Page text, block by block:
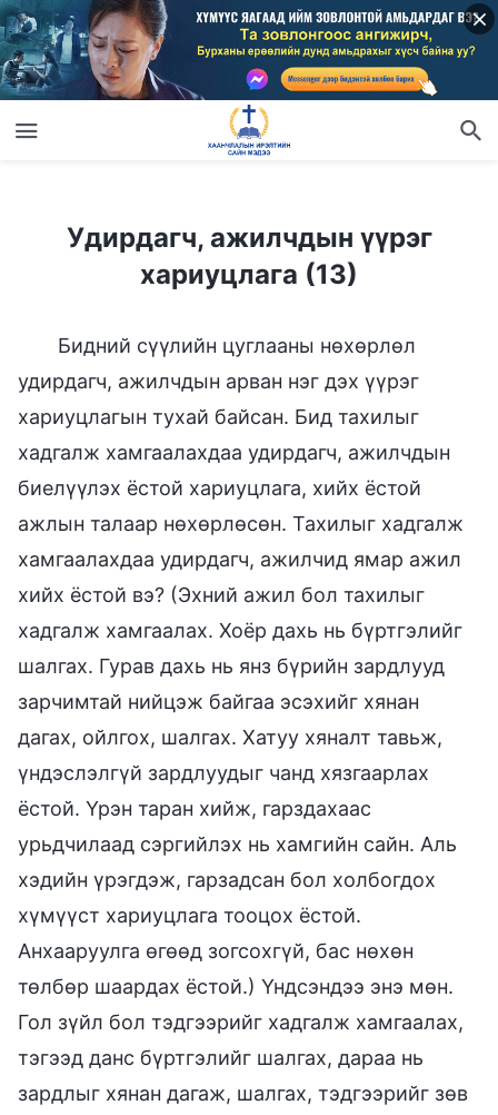
Удирдагч, ажилчдын үүрэг хариуцлага (13)
Удирдагч, ажилчдын үүрэг
хариуцлага (13)
Бидний сүүлийн цуглааны нөхөрлөл
удирдагч, ажилчдын арван нэг дэх үүрэг
хариуцлагын тухай байсан. Бид тахилыг
хадгалж хамгаалахдаа удирдагч, ажилчдын
биелүүлэх ёстой хариуцлага, хийх ёстой
ажлын талаар нөхөрлөсөн. Тахилыг хадгалж
хамгаалахдаа удирдагч, ажилчид ямар ажил
хийх ёстой вэ? (Эхний ажил бол тахилыг
хадгалж хамгаалах. Хоёр дахь нь бүртгэлийг
шалгах. Гурав дахь нь янз бүрийн зардлууд
зарчимтай нийцэж байгаа эсэхийг хянан
дагах, ойлгох, шалгах. Хатуу хяналт тавьж,
үндэслэлгүй зардлуудыг чанд хязгаарлах
ёстой. Үрэн таран хийж, гарздахаас
урьдчилаад сэргийлэх нь хамгийн сайн. Аль
хэдийн үрэгдэж, гарзадсан бол холбогдох
хүмүүст хариуцлага тооцох ёстой.
Анхааруулга өгөөд зогсохгүй, бас нөхөн
төлбөр шаардах ёстой.) Үндсэндээ энэ мөн.
Гол зүйл бол тэдгээрийг хадгалж хамгаалах,
тэгээд данс бүртгэлийг шалгах, дараа нь
зардлыг хянан дагаж, шалгах, тэдгээрийг зөв